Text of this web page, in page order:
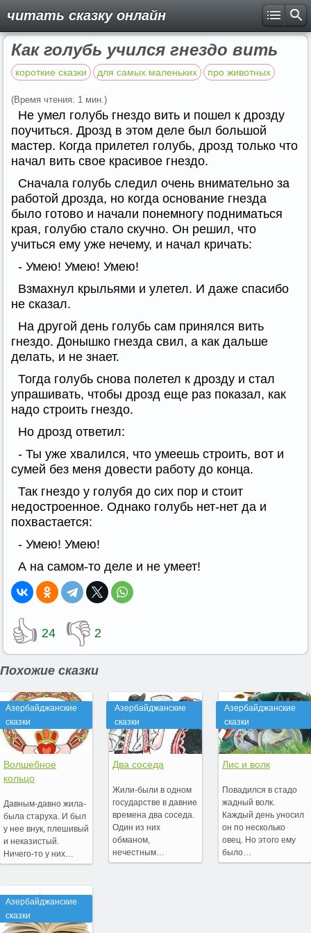
читать сказку онлайн
Как голубь учился гнездо вить
короткие сказки для самых маленьких про животных
(Время чтения: 1 мин.)
Не умел голубь гнездо вить и пошел к дрозду
поучиться. Дрозд в этом деле был большой
мастер. Когда прилетел голубь, дрозд только что
начал вить свое красивое гнездо.
Сначала голубь следил очень внимательно за
работой дрозда, но когда основание гнезда
было готово и начали понемногу подниматься
края, голубю стало скучно. Он решил, что
учиться ему уже нечему, и начал кричать:
- Умею! Умею! Умею!
Взмахнул крыльями и улетел. И даже спасибо
не сказал.
На другой день голубь сам принялся вить
гнездо. Донышко гнезда свил, а как дальше
делать, и не знает.
Тогда голубь снова полетел к дрозду и стал
упрашивать, чтобы дрозд еще раз показал, как
надо строить гнездо.
Но дрозд ответил:
- Ты уже хвалился, что умеешь строить, вот и
сумей без меня довести работу до конца.
Так гнездо у голубя до сих пор и стоит
недостроенное. Однако голубь нет-нет да и
похвастается:
- Умею! Умею!
А на самом-то деле и не умеет!
👍 24 👎 2
Похожие сказки
Азербайджанские
сказки
Волшебное
кольцо
Давным-давно жила-
была старуха. И был
у нее внук, плешивый
и неказистый.
Ничего-то у них…
Азербайджанские
сказки
Азербайджанские
сказки
Два соседа
Жили-были в одном
государстве в давние
времена два соседа.
Один из них
обманом,
нечестным…
Азербайджанские
сказки
Лис и волк
Повадился в стадо
жадный волк.
Каждый день уносил
он по несколько
овец. Но этого ему
было…